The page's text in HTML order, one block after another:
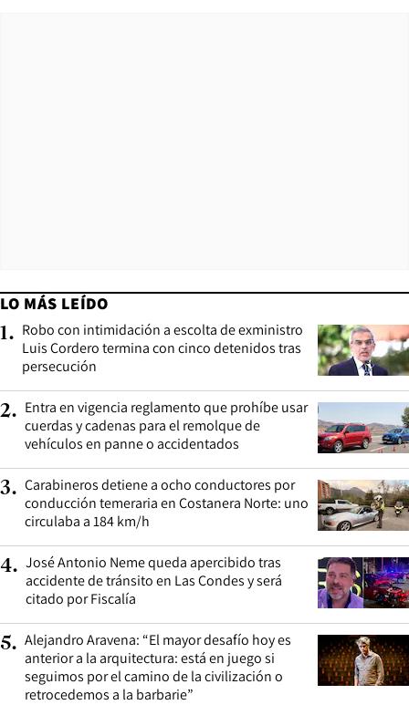
LO MÁS LEÍDO
1. Robo con intimidación a escolta de exministro
Luis Cordero termina con cinco detenidos tras
persecución
2. Entra en vigencia reglamento que prohíbe usar
cuerdas y cadenas para el remolque de
vehículos en panne o accidentados
3. Carabineros detiene a ocho conductores por
conducción temeraria en Costanera Norte: uno
circulaba a 184 km/h
4. José Antonio Neme queda apercibido tras
accidente de tránsito en Las Condes y será
citado por Fiscalía
5. Alejandro Aravena: “El mayor desafío hoy es
anterior a la arquitectura: está en juego si
seguimos por el camino de la civilización o
retrocedemos a la barbarie”